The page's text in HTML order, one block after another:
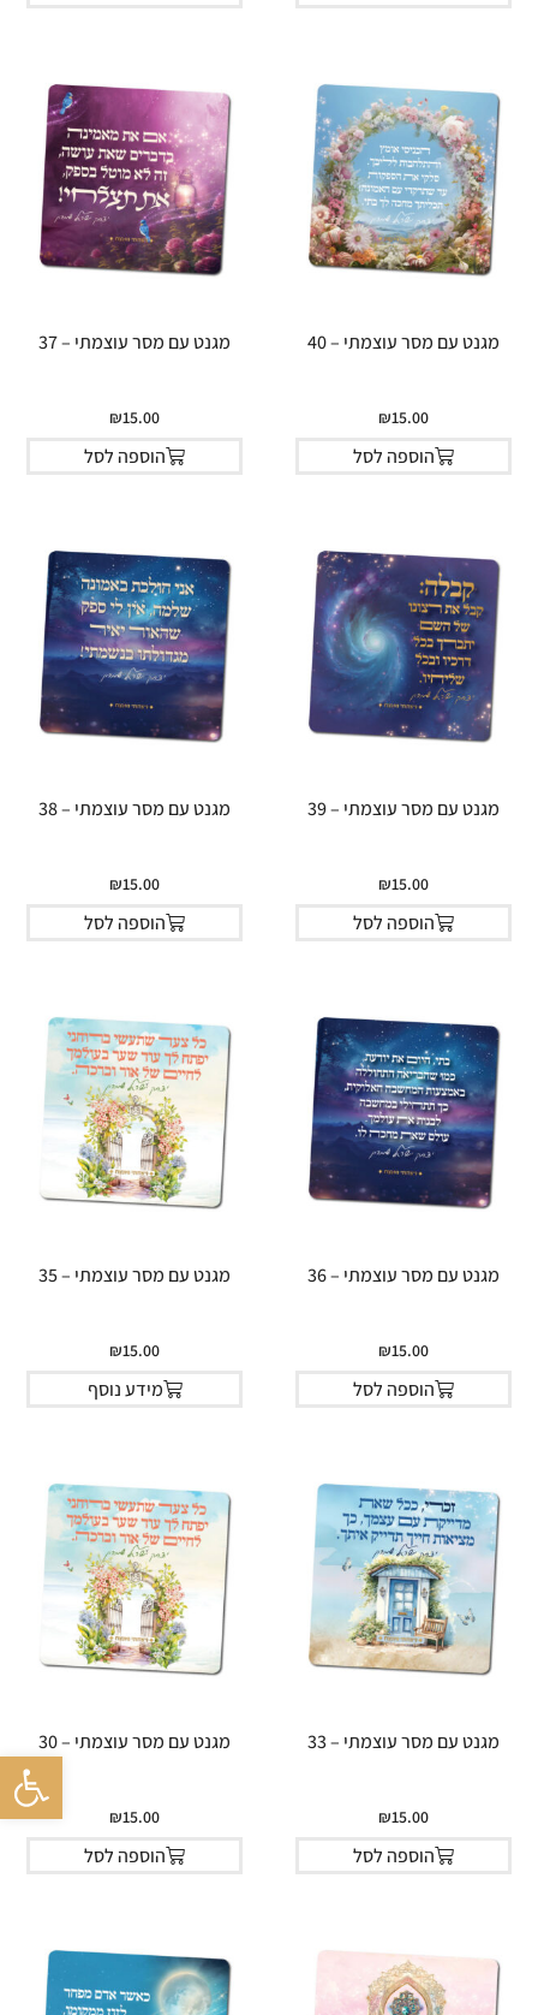
פתח
מגנט עם מסר עוצמתי – 40
₪15.00
הוספה לסל
מגנט עם מסר עוצמתי – 37
₪15.00
הוספה לסל
מגנט עם מסר עוצמתי – 39
₪15.00
הוספה לסל
מגנט עם מסר עוצמתי – 38
₪15.00
הוספה לסל
מגנט עם מסר עוצמתי – 36
₪15.00
הוספה לסל
מגנט עם מסר עוצמתי – 35
₪15.00
מידע נוסף
מגנט עם מסר עוצמתי – 33
₪15.00
הוספה לסל
מגנט עם מסר עוצמתי – 30
₪15.00
הוספה לסל